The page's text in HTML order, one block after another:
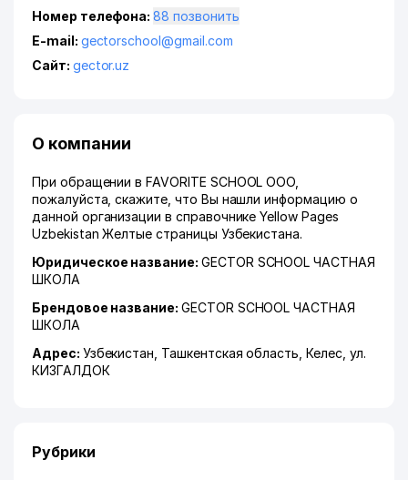
Номер телефона:
88 позвонить
E-mail: gectorschool@gmail.com
Сайт: gector.uz
О компании
При обращении в FAVORITE SCHOOL ООО,
пожалуйста, скажите, что Вы нашли информацию о
данной организации в справочнике Yellow Pages
Uzbekistan Желтые страницы Узбекистана.
Юридическое название: GECTOR SCHOOL ЧАСТНАЯ
ШКОЛА
Брендовое название: GECTOR SCHOOL ЧАСТНАЯ
ШКОЛА
Адрес: Узбекистан, Ташкентская область ,Келес ул.
КИЗГАЛДОК
Рубрики